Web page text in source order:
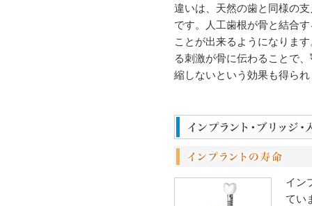
違いは、天然の歯と同様の
です。人工歯根が骨と結合
ことが出来るようになりま
る刺激が骨に伝わることで
縮しないという効果も得ら
イン
てい